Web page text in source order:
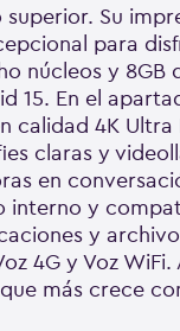
Su
para
núcleos y 8GB
15. En el
calidad 4K Ultra
claras y
en
interno y
y
4G y Voz WiFi.
más crece